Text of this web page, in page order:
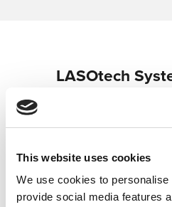
This website uses cookies
We use cookies to
provide social media features
LASOtech
Centre de technique de
spécialisé pour la
Partenaires S.A.V. de
Partenaire Cobot de